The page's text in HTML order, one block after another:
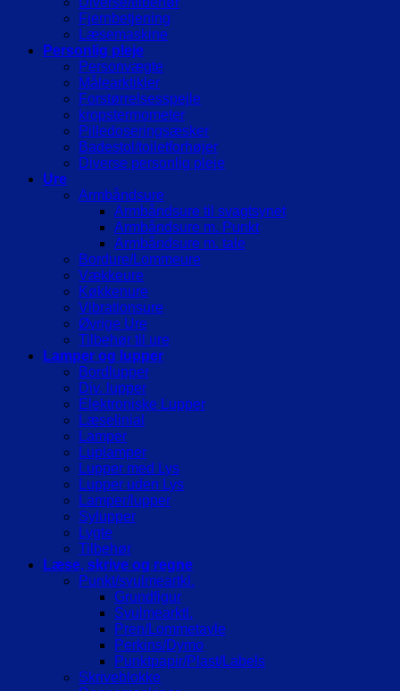
Fjernbetjening
Læsemaskine
Personlig pleje
Personvægte
Målearktikler
Forstørrelsesspejle
kropstermometer
Pilledoseringsæsker
Badestol/toiletforhøjer
Diverse personlig pleje
Ure
Armbåndsure
Armbåndsure til svagtsynet
Armbåndsure m. Punkt
Armbåndsure m. tale
Bordure/Lommeure
Vækkeure
Køkkenure
Vibrationsure
Øvrige Ure
Tilbehør til ure
Lamper og lupper
Bordlupper
Div. lupper
Elektroniske Lupper
Læselinial
Lamper
Luplamper
Lupper med Lys
Lupper uden Lys
Lamper/lupper
Sylupper
Lygte
Tilbehør
Læse, skrive og regne
Punkt/svulmeartkl.
Grundfigur
Svulmearktl.
Pren/Lommetavle
Perkins/Dymo
Punktpapir/Plast/Labels
Skriveblokke